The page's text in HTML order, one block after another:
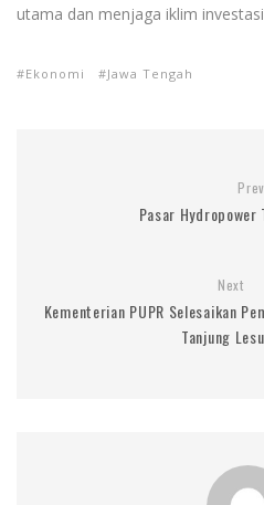
utama dan menjaga iklim
Ekonomi Jawa Tengah
Pasar
Next
Kementerian PUPR Selesaikan
Tanjung